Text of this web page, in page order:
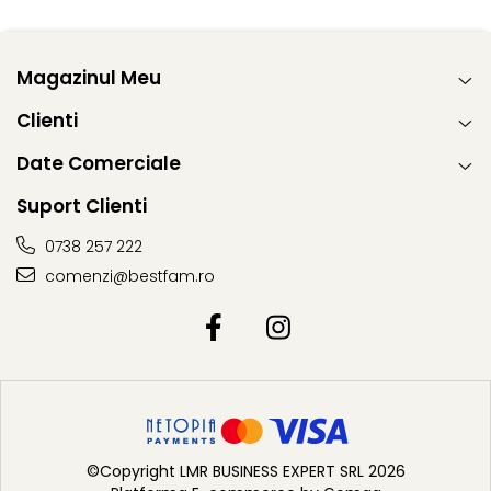
Magazinul Meu
Clienti
Date Comerciale
Suport Clienti
0738 257 222
comenzi@bestfam.ro
©Copyright LMR BUSINESS EXPERT SRL 2026